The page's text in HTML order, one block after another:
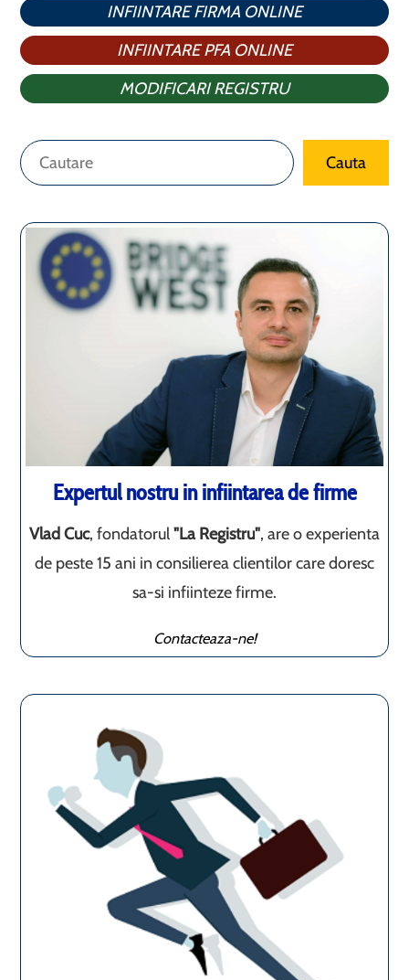
INFIINTARE FIRMA ONLINE
INFIINTARE PFA ONLINE
MODIFICARI REGISTRU
Caută Cauta
Expertul nostru in infiintarea de firme
Vlad Cuc, fondatorul"La Registru", are o experienta
de peste 15 ani in consilierea clientilor care doresc
sa-si infiinteze firme.
Contacteaza-ne!